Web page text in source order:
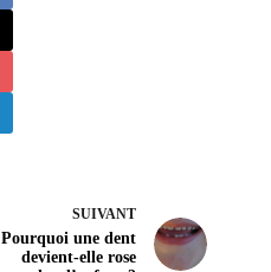
SUIVANT
Pourquoi une dent
devient-elle rose